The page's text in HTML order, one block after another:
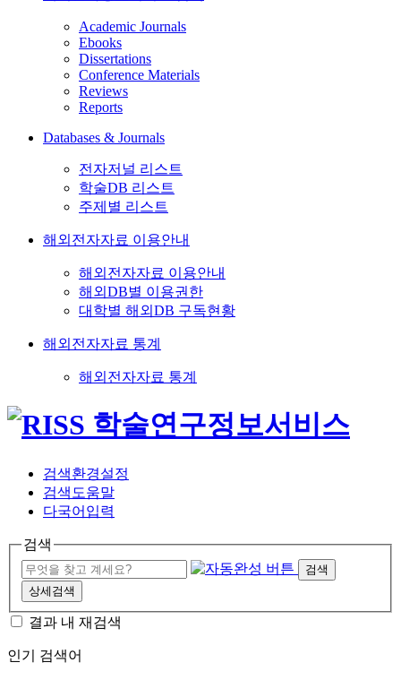
Academic Journals
Ebooks
Dissertations
Conference Materials
Reviews
Reports
Databases & Journals
전자저널 리스트
학술DB 리스트
주제별 리스트
해외전자자료 이용안내
해외전자자료 이용안내
해외DB별 이용권한
대학별 해외DB 구독현황
해외전자자료 통계
해외전자자료 통계
검색환경설정
검색도움말
다국어입력
검색
검색
상세검색
결과 내 재검색
인기 검색어